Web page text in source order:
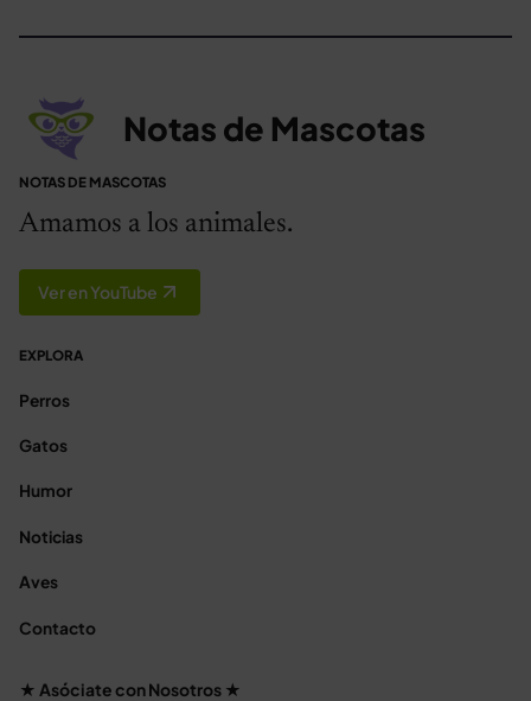
Notas de Mascotas
NOTAS DE MASCOTAS
Amamos a los animales.
Ver en YouTube
EXPLORA
Perros
Gatos
Humor
Noticias
Aves
Contacto
★ Asóciate con Nosotros ★